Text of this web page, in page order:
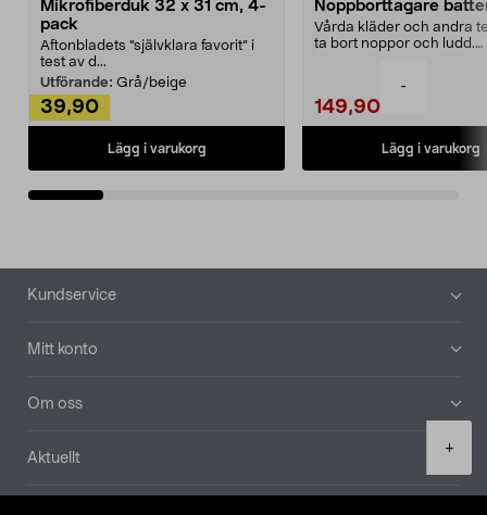
-
+
Mikrofiberduk 32 x 31 cm, 4-
pack
Aftonbladets "självklara favorit” i
test av d...
Utförande: Grå/beige
39,90
Lägg i varukorg
Noppborttagare
Vårda kläder och andra
ta bort noppor och ludd.
149,90
Lägg i varukorg
Sidfot
Kundservice
Mitt konto
Om oss
Aktuellt